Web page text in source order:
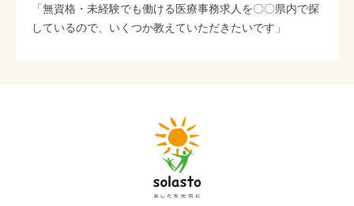
「無資格・未経験でも働ける医療事務求人を〇〇県内で探
しているので、いくつか教えていただきたいです」